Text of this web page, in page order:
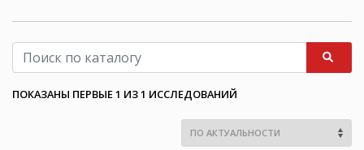
ПОКАЗАНЫ ПЕРВЫЕ 1 ИЗ 1 ИССЛЕДОВАНИЙ